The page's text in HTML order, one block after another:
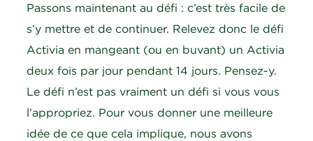
Passons maintenant au défi : c’est très facile de
s’y mettre et de continuer. Relevez donc le défi
Activia en mangeant (ou en buvant) un Activia
deux fois par jour pendant 14 jours. Pensez-y.
Le défi n’est pas vraiment un défi si vous vous
l’appropriez. Pour vous donner une meilleure
idée de ce que cela implique, nous avons